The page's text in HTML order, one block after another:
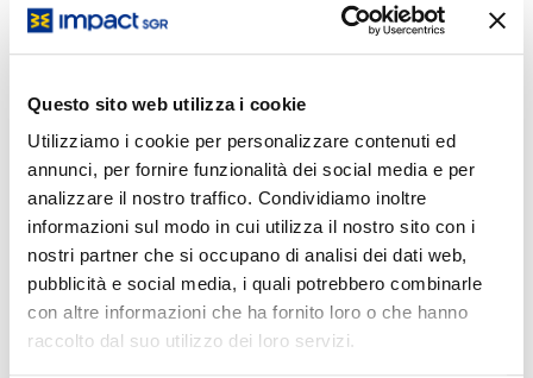
Questo sito web utilizza i cookie
Utilizziamo i cookie per personalizzare contenuti ed
annunci, per fornire funzionalità dei social media e per
analizzare il nostro traffico. Condividiamo inoltre
informazioni sul modo in cui utilizza il nostro sito con i
nostri partner che si occupano di analisi dei dati web,
pubblicità e social media, i quali potrebbero combinarle
con altre informazioni che ha fornito loro o che hanno
raccolto dal suo utilizzo dei loro servizi.
Diasorin le valutazioni sono attraenti»” che: “Con le
attuali previsioni il rapporto prezzo/utili del mercato è
il livello medio di dividendi attesi è di circa il 5 per cento.
come politicamente stabile a differenza di altri importanti
Paesi alle prese con difficili situazioni interne. Vale la pena
Torna all'indice